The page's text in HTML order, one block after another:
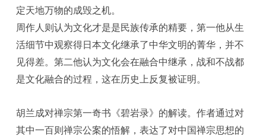
定天地万物的成毁之机。
周作人则认为文化才是是民族传承的精要，第一他从生
活细节中观察得日本文化继承了中华文明的菁华，并不
见得差。第二他认为文化会在融合中继承，战和不战都
是文化融合的过程，这在历史上反复被证明。
胡兰成对禅宗第一奇书《碧岩录》的解读。作者通过对
其中一百则禅宗公案的悟解，表达了对中国禅宗思想的